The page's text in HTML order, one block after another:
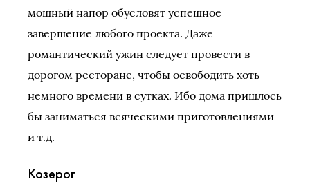
мощный напор обусловят успешное
завершение любого проекта. Даже
романтический ужин следует провести в
дорогом ресторане, чтобы освободить хоть
немного времени в сутках. Ибо дома пришлось
бы заниматься всяческими приготовлениями
и т.д.
Козерог